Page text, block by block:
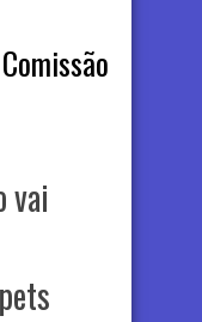
Comissão
vai